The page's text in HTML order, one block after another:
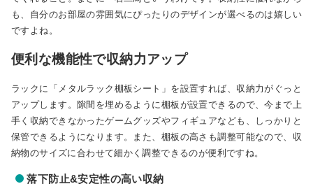
も、自分のお部屋の雰囲気にぴったりのデザインが選べるのは嬉しい
ですよね。
便利な機能性で収納力アップ
ラックに「メタルラック棚板シート」を設置すれば、収納力がぐっと
アップします。隙間を埋めるように棚板が設置できるので、今まで上
手く収納できなかったゲームグッズやフィギュアなども、しっかりと
保管できるようになります。また、棚板の高さも調整可能なので、収
納物のサイズに合わせて細かく調整できるのが便利ですね。
落下防止&安定性の高い収納